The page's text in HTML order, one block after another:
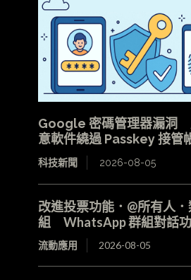
Google 密碼管理器漏洞
意軟件繞過 Passkey 接管
科技新聞 2026-08-05
改進投票功能．@所有人
組 WhatsApp 群組對話
流動應用 2026-08-05